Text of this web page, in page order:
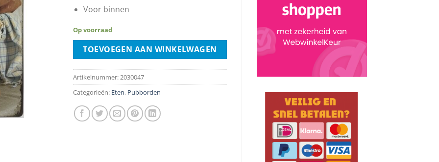
Voor binnen
Op voorraad
TOEVOEGEN AAN WINKELWAGEN
Artikelnummer: 2030047
Categorieën: Eten, Pubborden